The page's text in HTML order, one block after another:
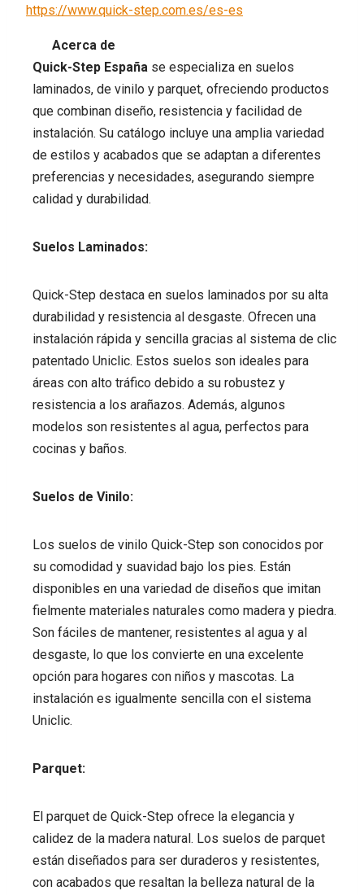
https://www.quick-step.com.es/es-es
Acerca de
Quick-Step España se especializa en suelos
laminados, de vinilo y parquet, ofreciendo productos
que combinan diseño, resistencia y facilidad de
instalación. Su catálogo incluye una amplia variedad
de estilos y acabados que se adaptan a diferentes
preferencias y necesidades, asegurando siempre
calidad y durabilidad.
Suelos Laminados:
Quick-Step destaca en suelos laminados por su alta
durabilidad y resistencia al desgaste. Ofrecen una
instalación rápida y sencilla gracias al sistema de clic
patentado Uniclic. Estos suelos son ideales para
áreas con alto tráfico debido a su robustez y
resistencia a los arañazos. Además, algunos
modelos son resistentes al agua, perfectos para
cocinas y baños.
Suelos de Vinilo:
Los suelos de vinilo Quick-Step son conocidos por
su comodidad y suavidad bajo los pies. Están
disponibles en una variedad de diseños que imitan
fielmente materiales naturales como madera y piedra.
Son fáciles de mantener, resistentes al agua y al
desgaste, lo que los convierte en una excelente
opción para hogares con niños y mascotas. La
instalación es igualmente sencilla con el sistema
Uniclic.
Parquet:
El parquet de Quick-Step ofrece la elegancia y
calidez de la madera natural. Los suelos de parquet
están diseñados para ser duraderos y resistentes,
con acabados que resaltan la belleza natural de la